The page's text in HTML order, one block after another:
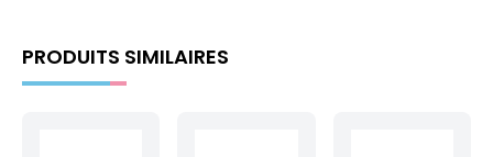
PRODUITS SIMILAIRES